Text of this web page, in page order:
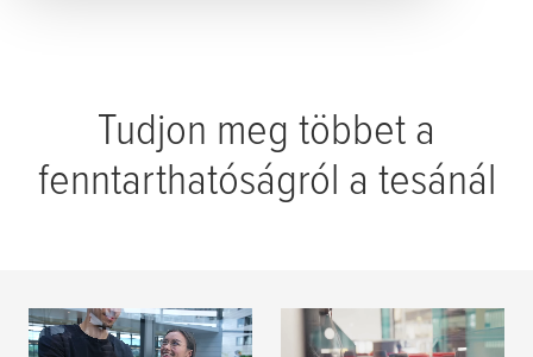
Tudjon meg többet a
fenntarthatóságról a tesánál